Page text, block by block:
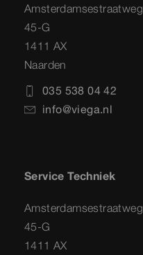
Amsterdamsestraatweg
45-G
1411 AX
Naarden
035 538 04 42
info@viega.nl
Service Techniek
Amsterdamsestraatweg
45-G
1411 AX